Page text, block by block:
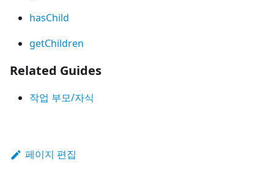
hasChild
getChildren
Related Guides
작업 부모/자식
페이지 편집